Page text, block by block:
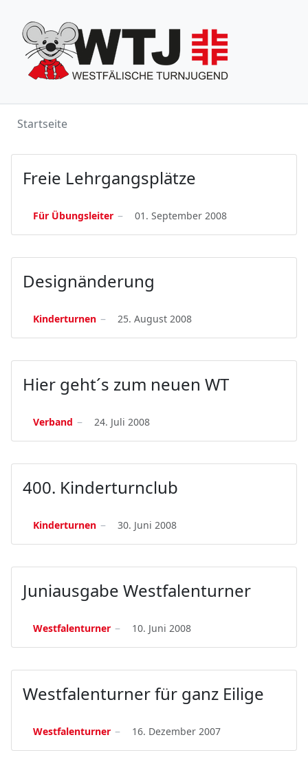
Startseite
Freie Lehrgangsplätze
Für Übungsleiter 01. September 2008
Designänderung
Kinderturnen 25. August 2008
Hier geht´s zum neuen WT
Verband 24. Juli 2008
400. Kinderturnclub
Kinderturnen 30. Juni 2008
Juniausgabe Westfalenturner
Westfalenturner 10. Juni 2008
Westfalenturner für ganz Eilige
Westfalenturner 16. Dezember 2007